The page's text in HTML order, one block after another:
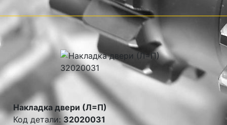
Накладка двери (Л=П)
Код детали: 32020031